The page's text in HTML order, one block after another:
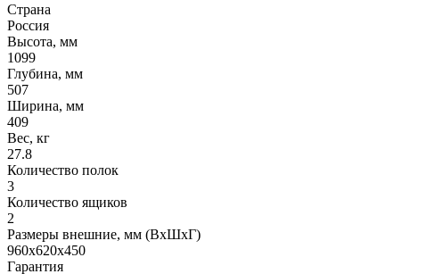
Страна
Россия
Высота, мм
1099
Глубина, мм
507
Ширина, мм
409
Вес, кг
27.8
Количество полок
3
Количество ящиков
2
Размеры внешние, мм (ВхШхГ)
960x620x450
Гарантия